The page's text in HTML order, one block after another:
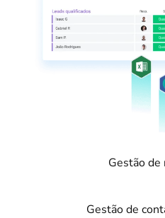
Gestão de
Gestão de